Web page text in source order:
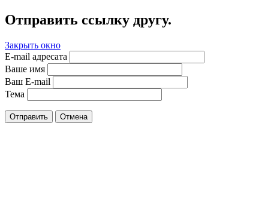
Отправить ссылку другу.
Закрыть окно
E-mail адресата
Ваше имя
Ваш E-mail
Тема
Отправить Отмена